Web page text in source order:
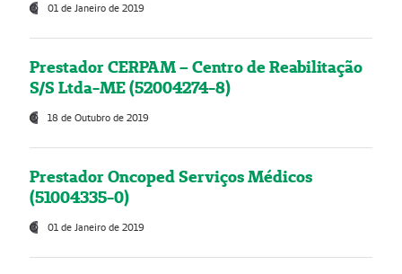
01 de Janeiro de 2019
Prestador CERPAM – Centro de Reabilitação
S/S Ltda-ME (52004274-8)
18 de Outubro de 2019
Prestador Oncoped Serviços Médicos
(51004335-0)
01 de Janeiro de 2019